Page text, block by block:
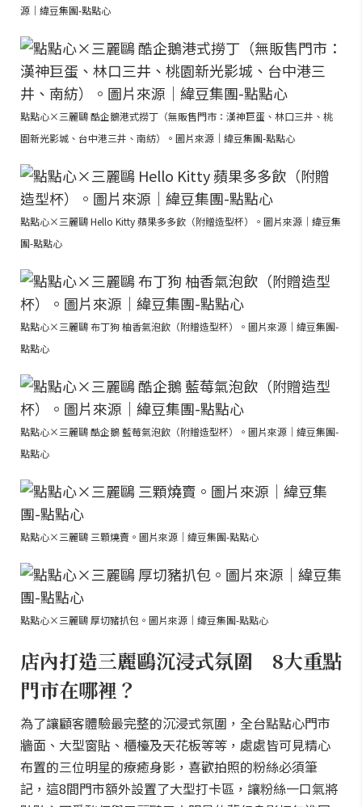
源｜緯豆集團-點點心
點點心×三麗鷗 酷企鵝港式撈丁（無販售門市：漢神巨蛋、林口三井、桃
園新光影城、台中港三井、南紡）。圖片來源｜緯豆集團-點點心
點點心×三麗鷗 Hello Kitty 蘋果多多飲（附贈造型杯）。圖片來源｜緯豆集
團-點點心
點點心×三麗鷗 布丁狗 柚香氣泡飲（附贈造型杯）。圖片來源｜緯豆集團-
點點心
點點心×三麗鷗 酷企鵝 藍莓氣泡飲（附贈造型杯）。圖片來源｜緯豆集團-
點點心
點點心×三麗鷗 三顆燒賣。圖片來源｜緯豆集團-點點心
點點心×三麗鷗 厚切豬扒包。圖片來源｜緯豆集團-點點心
店內打造三麗鷗沉浸式氛圍 8大重點
門市在哪裡？
為了讓顧客體驗最完整的沉浸式氛圍，全台點點心門市
牆面、大型窗貼、櫃檯及天花板等等，處處皆可見精心
布置的三位明星的療癒身影，喜歡拍照的粉絲必須筆
記，這8間門市額外設置了大型打卡區，讓粉絲一口氣將